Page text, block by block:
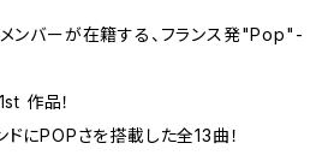
ンバーが在籍する、フランス発"Pop"-
作品！
にPOPさを搭載した全13曲！